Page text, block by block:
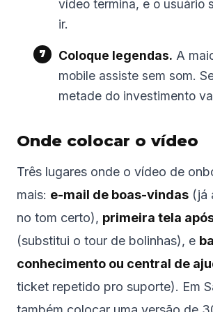
vídeo termina, e o usuário
ir.
Coloque legendas. A
mobile assiste sem som.
metade do investimento
Onde colocar o vídeo
Três lugares onde o vídeo de
mais: e-mail de boas-vindas (já
no tom certo), primeira tela
(substitui o tour de bolinhas), e
conhecimento ou central de
ticket repetido pro suporte). Em